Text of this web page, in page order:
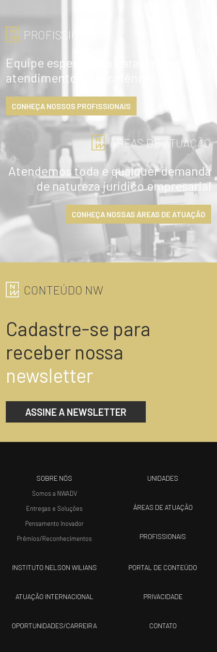
PROFISSIONAIS
Equipe especialista garante
atendimento de excelência
CONHEÇA NOSSOS PROFISSIONAIS
ÁREAS DE ATUAÇÃO
Atendemos toda e qualquer demanda
de natureza jurídico empresarial
CONHEÇA NOSSAS ÁREAS DE ATUAÇÃO
CONTEÚDO NW
Cadastre-se para
receber nossa
newsletter
ASSINE A NEWSLETTER
ENVIAR
SOBRE NÓS
Somos a NWADV
Entregas e Soluções
Pensamento Inovador
Prêmios/Reconhecimentos
UNIDADES
ÁREAS DE ATUAÇÃO
PROFISSIONAIS
INSTITUTO NELSON WILIANS
ATUAÇÃO INTERNACIONAL
OPORTUNIDADES/CARREIRA
PORTAL DE CONTEÚDO
PRIVACIDADE
CONTATO